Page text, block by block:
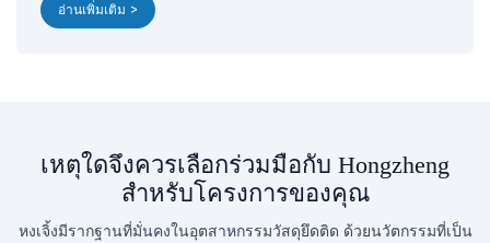
อ่านเพิ่มเติม >
เหตุใดจึงควรเลือกร่วมมือกับ Hongzheng
สำหรับโครงการของคุณ
หงเจิ้งมีรากฐานที่มั่นคงในอุตสาหกรรมวัสดุยึดติด ด้วยนวัตกรรมที่เป็น